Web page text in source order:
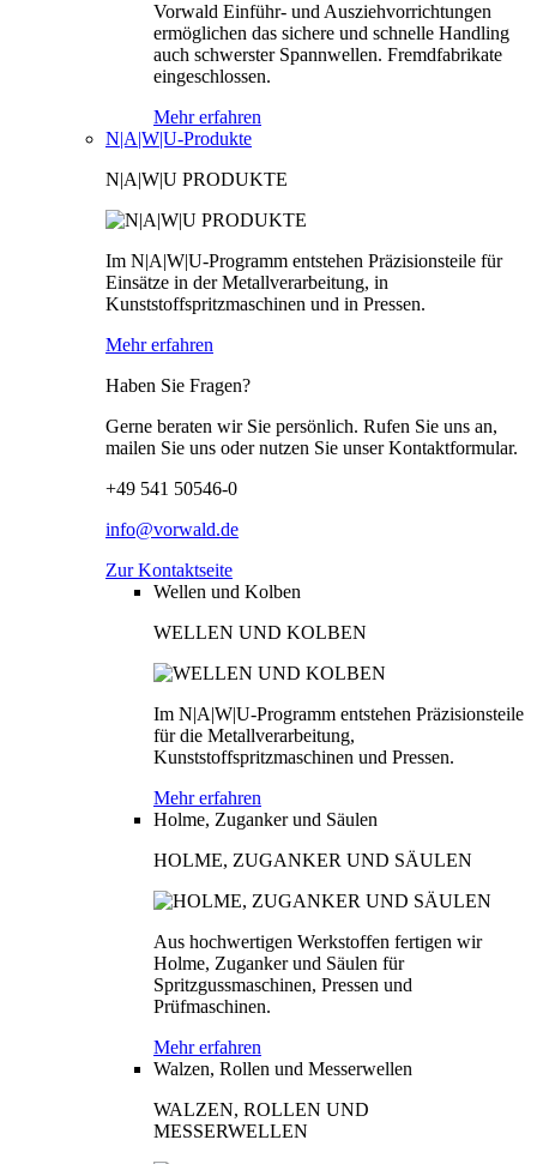
Vorwald Einführ- und Ausziehvorrichtungen
ermöglichen das sichere und schnelle Handling
auch schwerster Spannwellen. Fremdfabrikate
eingeschlossen.
Mehr erfahren
N|A|W|U-Produkte
N|A|W|U PRODUKTE
Im N|A|W|U-Programm entstehen Präzisionsteile für
Einsätze in der Metallverarbeitung, in
Kunststoffspritzmaschinen und in Pressen.
Mehr erfahren
Haben Sie Fragen?
Gerne beraten wir Sie persönlich. Rufen Sie uns an,
mailen Sie uns oder nutzen Sie unser Kontaktformular.
+49 541 50546-0
info@vorwald.de
Zur Kontaktseite
Wellen und Kolben
WELLEN UND KOLBEN
Im N|A|W|U-Programm entstehen Präzisionsteile
für die Metallverarbeitung,
Kunststoffspritzmaschinen und Pressen.
Mehr erfahren
Holme, Zuganker und Säulen
HOLME, ZUGANKER UND SÄULEN
Aus hochwertigen Werkstoffen fertigen wir
Holme, Zuganker und Säulen für
Spritzgussmaschinen, Pressen und
Prüfmaschinen.
Mehr erfahren
Walzen, Rollen und Messerwellen
WALZEN, ROLLEN UND
MESSERWELLEN